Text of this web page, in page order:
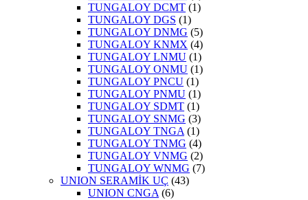
TUNGALOY DCMT (1)
TUNGALOY DGS (1)
TUNGALOY DNMG (5)
TUNGALOY KNMX (4)
TUNGALOY LNMU (1)
TUNGALOY ONMU (1)
TUNGALOY PNCU (1)
TUNGALOY PNMU (1)
TUNGALOY SDMT (1)
TUNGALOY SNMG (3)
TUNGALOY TNGA (1)
TUNGALOY TNMG (4)
TUNGALOY VNMG (2)
TUNGALOY WNMG (7)
UNION SERAMİK UÇ (43)
UNION CNGA (6)